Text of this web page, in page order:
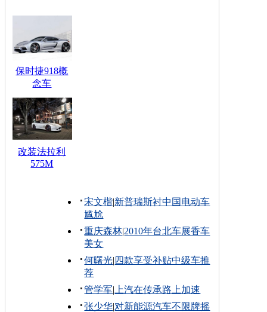
保时捷918概
念车
改装法拉利
575M
宋文楷|新普瑞斯衬中国电动车
尴尬
重庆森林|2010年台北车展香车
美女
何曙光| 四款享受补贴中级车推
荐
管学军| 上汽在传承路上加速
张少华|对新能源汽车不限牌摇